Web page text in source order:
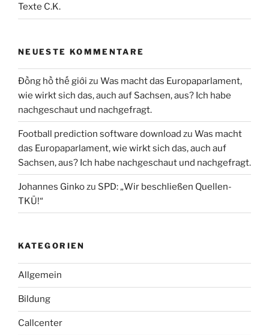
Texte C.K.
NEUESTE KOMMENTARE
Đồng hồ thế giới zu Was macht das Europaparlament,
wie wirkt sich das, auch auf Sachsen, aus? Ich habe
nachgeschaut und nachgefragt.
Football prediction software download zu Was macht
das Europaparlament, wie wirkt sich das, auch auf
Sachsen, aus? Ich habe nachgeschaut und nachgefragt.
Johannes Ginkozu SPD: „Wir beschließen Quellen-
TKÜ!“
KATEGORIEN
Allgemein
Bildung
Callcenter